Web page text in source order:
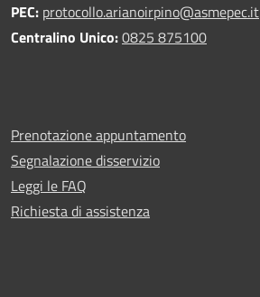
PEC: protocollo.arianoirpino@asmepec.it
Centralino Unico:0825 875100
Prenotazione appuntamento
Segnalazione disservizio
Leggi le FAQ
Richiesta di assistenza